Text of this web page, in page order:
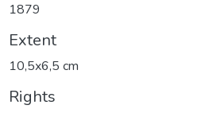
1879
Extent
10,5x6,5 cm
Rights